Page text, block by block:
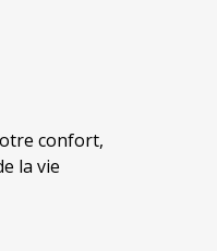
confort,
la vie